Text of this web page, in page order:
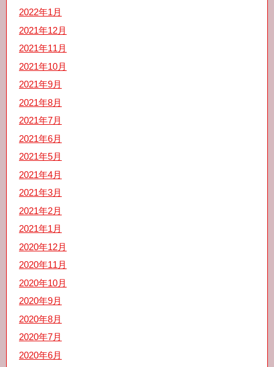
2022年1月
2021年12月
2021年11月
2021年10月
2021年9月
2021年8月
2021年7月
2021年6月
2021年5月
2021年4月
2021年3月
2021年2月
2021年1月
2020年12月
2020年11月
2020年10月
2020年9月
2020年8月
2020年7月
2020年6月